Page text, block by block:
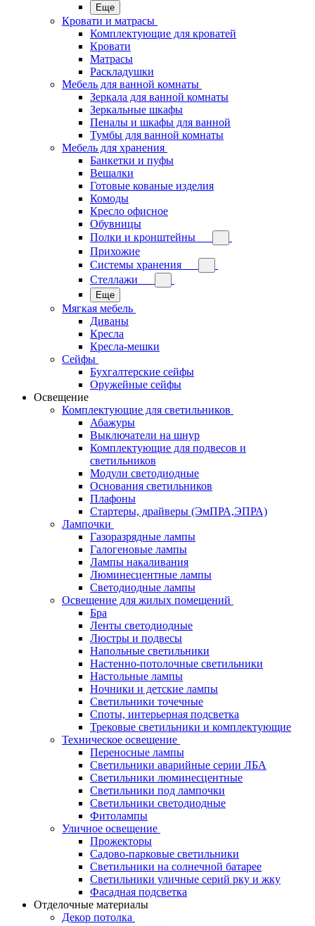
Еще
Кровати и матрасы
Комплектующие для кроватей
Кровати
Матрасы
Раскладушки
Мебель для ванной комнаты
Зеркала для ванной комнаты
Зеркальные шкафы
Пеналы и шкафы для ванной
Тумбы для ванной комнаты
Мебель для хранения
Банкетки и пуфы
Вешалки
Готовые кованые изделия
Комоды
Кресло офисное
Обувницы
Полки и кронштейны
Прихожие
Системы хранения
Стеллажи
Еще
Мягкая мебель
Диваны
Кресла
Кресла-мешки
Сейфы
Бухгалтерские сейфы
Оружейные сейфы
Освещение
Комплектующие для светильников
Абажуры
Выключатели на шнур
Комплектующие для подвесов и
светильников
Модули светодиодные
Основания светильников
Плафоны
Стартеры, драйверы (ЭмПРА,ЭПРА)
Лампочки
Газоразрядные лампы
Галогеновые лампы
Лампы накаливания
Люминесцентные лампы
Светодиодные лампы
Освещение для жилых помещений
Бра
Ленты светодиодные
Люстры и подвесы
Напольные светильники
Настенно-потолочные светильники
Настольные лампы
Ночники и детские лампы
Светильники точечные
Споты, интерьерная подсветка
Трековые светильники и комплектующие
Техническое освещение
Переносные лампы
Светильники аварийные серии ЛБА
Светильники люминесцентные
Светильники под лампочки
Светильники светодиодные
Фитолампы
Уличное освещение
Прожекторы
Садово-парковые светильники
Светильники на солнечной батарее
Светильники уличные серий рку и жку
Фасадная подсветка
Отделочные материалы
Декор потолка